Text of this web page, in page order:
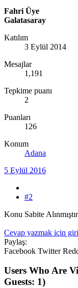
Fahri Üye
Galatasaray
Katılım
3 Eylül 2014
Mesajlar
1,191
Tepkime puanı
2
Puanları
126
Konum
Adana
5 Eylül 2016
#2
Konu Sabite Alınmıştır
Cevap yazmak için
Paylaş:
Facebook Twitter
Users Who Are
Guests: 1)